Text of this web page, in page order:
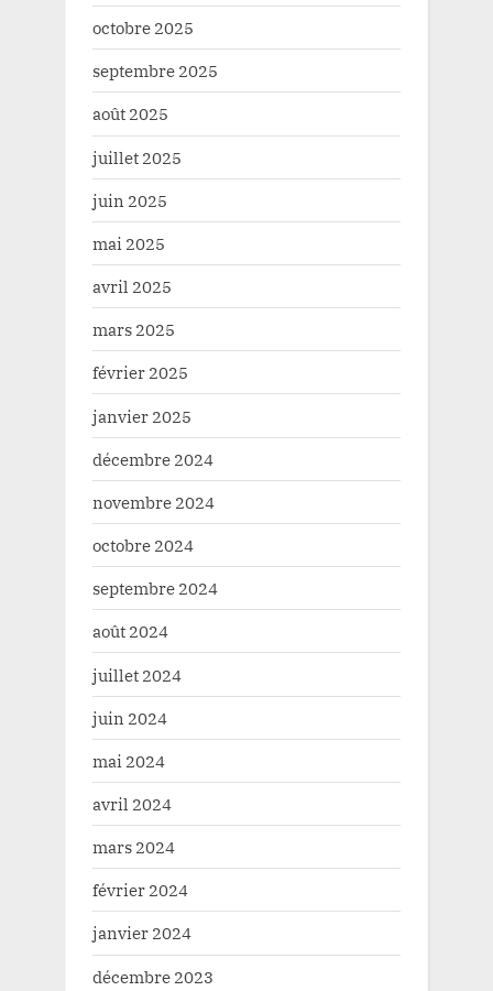
octobre 2025
septembre 2025
août 2025
juillet 2025
juin 2025
mai 2025
avril 2025
mars 2025
février 2025
janvier 2025
décembre 2024
novembre 2024
octobre 2024
septembre 2024
août 2024
juillet 2024
juin 2024
mai 2024
avril 2024
mars 2024
février 2024
janvier 2024
décembre 2023